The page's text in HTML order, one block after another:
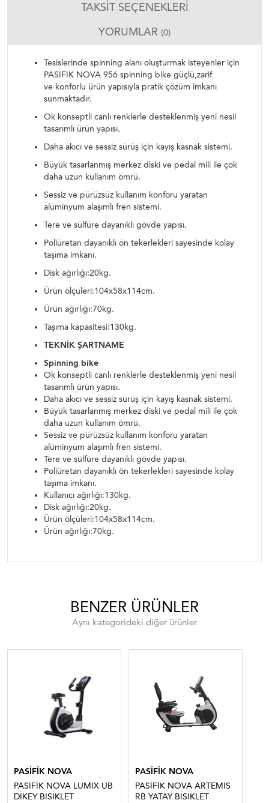
TAKSIT SEÇENEKLERI
YORUMLAR (0)
Tesislerinde spinning alanı oluşturmak isteyenler için
PASİFİK NOVA 956 spinning bike güçlü,zarif
ve konforlu ürün yapısıyla pratik çözüm imkanı
sunmaktadır.
Ok konseptli canlı renklerle desteklenmiş yeni nesil
tasarımlı ürün yapısı.
Daha akıcı ve sessiz sürüş için kayış kasnak sistemi.
Büyük tasarlanmış merkez diski ve pedal mili ile çok
daha uzun kullanım ömrü.
Sessiz ve pürüzsüz kullanım konforu yaratan
alüminyum alaşımlı fren sistemi.
Tere ve sülfüre dayanıklı gövde yapısı.
Poliüretan dayanıklı ön tekerlekleri sayesinde kolay
taşıma imkanı.
Disk ağırlığı:20kg.
Ürün ölçüleri:104x58x114cm.
Ürün ağırlığı:70kg.
Taşıma kapasitesi:130kg.
TEKNİK ŞARTNAME
Spinning bike
Ok konseptli canlı renklerle desteklenmiş yeni nesil
tasarımlı ürün yapısı.
Daha akıcı ve sessiz sürüş için kayış kasnak sistemi.
Büyük tasarlanmış merkez diski ve pedal mili ile çok
daha uzun kullanım ömrü.
Sessiz ve pürüzsüz kullanım konforu yaratan
alüminyum alaşımlı fren sistemi.
Tere ve sülfüre dayanıklı gövde yapısı.
Poliüretan dayanıklı ön tekerlekleri sayesinde kolay
taşıma imkanı.
Kullanıcı ağırlığı:130kg.
Disk ağırlığı:20kg.
Ürün ölçüleri:104x58x114cm.
Ürün ağırlığı:70kg.
BENZER ÜRÜNLER
Aynı kategorideki diğer ürünler
PASİFİK NOVA
PASİFİK NOVA LUMIX UB
DİKEY BİSİKLET
PASİFİK NOVA
PASİFİK NOVA ARTEMIS
RB YATAY BİSİKLET